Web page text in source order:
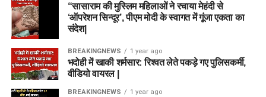
“सासाराम की मुस्लिम महिलाओं ने रचाया मेहंदी से
‘ऑपरेशन सिन्दूर’, पीएम मोदी के स्वागत में गूंजा एकता का
संदेश|
BREAKINGNEWS 1 year ago
भदोही में खाकी शर्मसार: रिश्वत लेते पकड़े गए पुलिसकर्मी,
वीडियो वायरल |
BREAKINGNEWS 1 year ago